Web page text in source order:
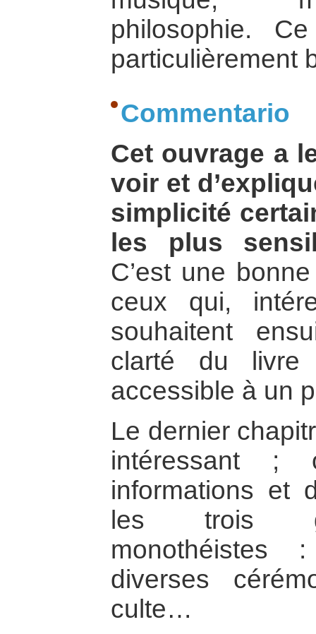
philosophie.
particulièrement
Commentario
Cet ouvrage a
voir et
simplicité
les plus
C’est une
ceux qui,
souhaitent
clarté du livre
accessible à un
Le dernier
intéressant
informations et
les trois
diverses
culte…